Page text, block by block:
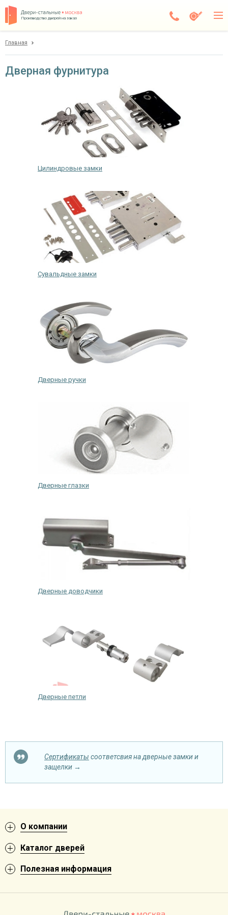
Производство дверей на заказ
Установка
Галерея
Покупателям
О компании
Контакты
Главная
Дверная фурнитура
Цилиндровые замки
Сувальдные замки
Дверные ручки
Дверные глазки
Дверные доводчики
Дверные петли
Сертификаты соответсвия на дверные замки и
защелки →
О компании
Каталог дверей
Полезная информация